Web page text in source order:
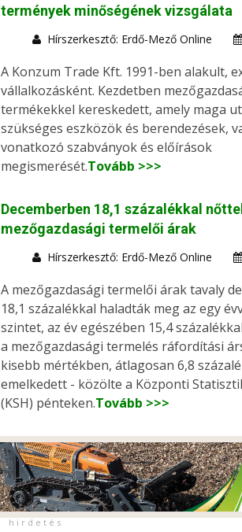
termények minőségének vizsgálata
Hírszerkesztő: Erdő-Mező Online
A Konzum Trade Kft. 1991-ben alakult,
vállalkozásként. Kezdetben
termékekkel kereskedett, amely maga
szükséges eszközök és berendezések,
vonatkozó szabványok és előírások
megismerését.Tovább >>>
Decemberben 18,1 százalékkal
mezőgazdasági termelői árak
Hírszerkesztő: Erdő-Mező Online
A mezőgazdasági termelői árak tavaly
18,1 százalékkal haladták meg az egy
szintet, az év egészében 15,4
a mezőgazdasági termelés ráfordítási
kisebb mértékben, átlagosan 6,8
emelkedett - közölte a Központi
(KSH) pénteken.Tovább >>>
h i r d e t é s